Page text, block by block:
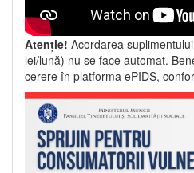
Atenție! Acordarea
lei/lună) nu se face automat.
cerere în platforma ePIDS,